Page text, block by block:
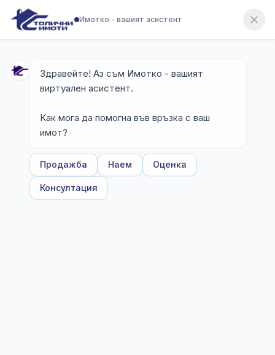
Имотко - вашият асистент
Здравейте! Аз съм Имотко - вашият
виртуален асистент.
Как мога да помогна във връзка с ваш
имот?
Продажба Наем Оценка
Консултация